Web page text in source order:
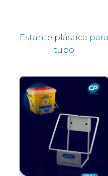
Estante plástica para
tubo